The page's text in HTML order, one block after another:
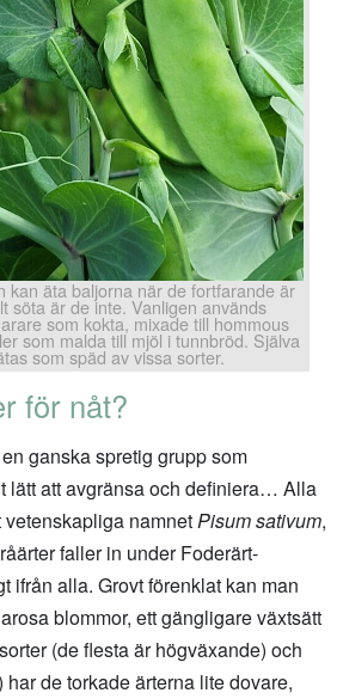
kan äta baljorna när de fortfarande är
söta är de inte. Vanligen används
som kokta, mixade till hommous
som malda till mjöl i tunnbröd. Själva
som späd av vissa sorter.
för nåt?
ganska spretig grupp som
lätt att avgränsa och definiera… Alla
namnetPisum sativum,
faller in under Foderärt-
ifrån alla. Grovt förenklat kan man
blommor, ett gängligare växtsätt
(de flesta är högväxande) och
de torkade ärterna lite dovare,